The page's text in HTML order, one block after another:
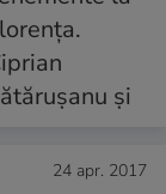
24 apr. 2017